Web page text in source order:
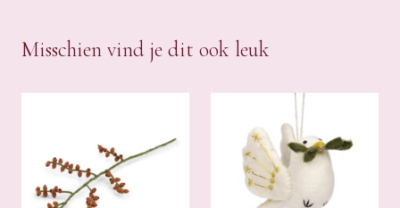
Misschien vind je dit ook leuk